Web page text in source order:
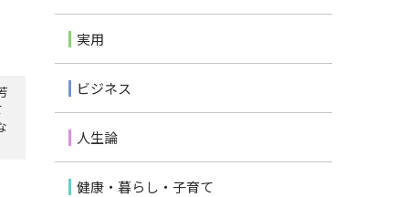
実用
ビジネス
人生論
健康・暮らし・子育て